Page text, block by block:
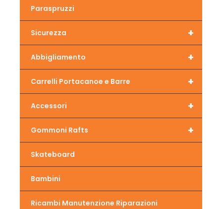
Paraspruzzi
+
Sicurezza
+
Abbigliamento
+
Carrelli Portacanoe e Barre
+
Accessori
+
Gommoni Rafts
Skateboard
Bambini
Ricambi Manutenzione Riparazioni